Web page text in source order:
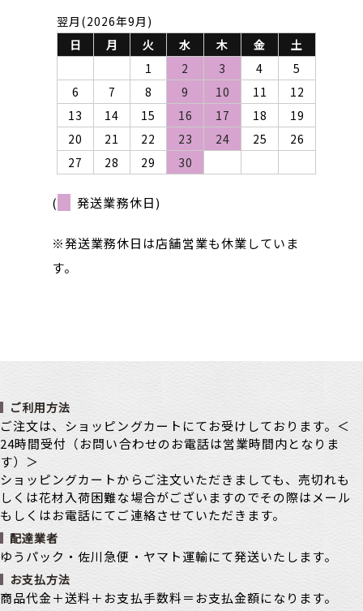
翌月(2026年9月)
日
月 火 水 木 金
土
1
2 3 4
5
6
7 8 9 10 11
12
13
14 15 16 17 18
19
20
21 22 23 24 25
26
27
28 29 30
( 発送業務休日)
※発送業務休日は店舗営業も休業していま
す。
ご利用方法
ご注文は、ショッピングカートにてお受けしております。＜
24時間受付（お問い合わせのお電話は営業時間内となりま
す）＞
ショッピングカートからご注文いただきましても、売切れも
しくは花材入荷困難な場合がございますのでその際はメール
もしくはお電話にてご連絡させていただきます。
配達業者
ゆうパック・佐川急便・ヤマト運輸にて発送いたします。
お支払方法
商品代金＋送料＋お支払手数料＝お支払金額になります。